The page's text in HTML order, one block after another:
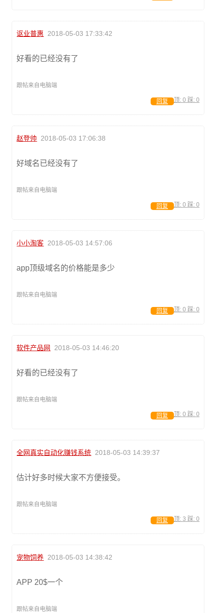
讴业普惠 2018-05-03 17:33:42
好看的已经没有了
跟帖来自电脑端
顶: 0 踩: 0
回复
赵登帅 2018-05-03 17:06:38
好域名已经没有了
跟帖来自电脑端
顶: 0 踩: 0
回复
小小淘客 2018-05-03 14:57:06
app顶级域名的价格能是多少
跟帖来自电脑端
顶: 0 踩: 0
回复
软件产品网 2018-05-03 14:46:20
好看的已经没有了
跟帖来自电脑端
顶: 0 踩: 0
回复
全网真实自动化赚钱系统 2018-05-03 14:39:37
估计好多时候大家不方便接受。
跟帖来自电脑端
顶: 3 踩: 0
回复
宠物饲养 2018-05-03 14:38:42
APP 20$一个
跟帖来自电脑端